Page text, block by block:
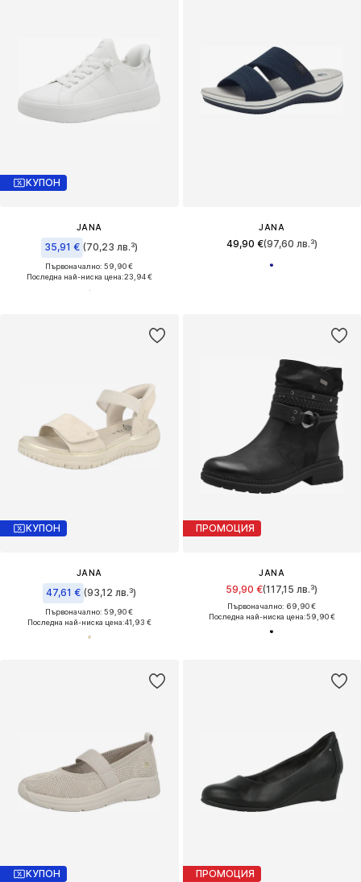
КУПОН
JANA
35,91 € (70,23 лв.³)
Първоначално: 59,90 €
Последна най-ниска цена:23,94 €
JANA
49,90 €(97,60 лв.³)
КУПОН
JANA
47,61 € (93,12 лв.³)
Първоначално: 59,90 €
Последна най-ниска цена:41,93 €
ПРОМОЦИЯ
JANA
59,90 €(117,15 лв.³)
Първоначално: 69,90 €
Последна най-ниска цена:59,90 €
КУПОН ПРОМОЦИЯ